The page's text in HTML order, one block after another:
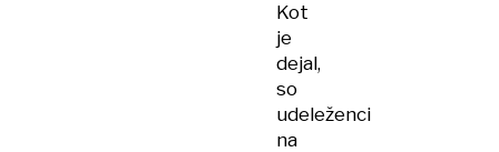
Kot
je
dejal,
so
udeleženci
na